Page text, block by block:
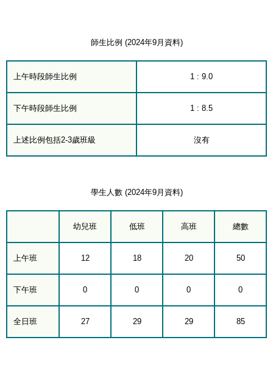
師生比例 (2024年9月資料)
上午時段師生比例 1 : 9.0
下午時段師生比例 1 : 8.5
上述比例包括2-3歲班級 沒有
學生人數 (2024年9月資料)
幼兒班 低班 高班 總數
上午班 12 18 20 50
下午班 0 0 0 0
全日班 27 29 29 85